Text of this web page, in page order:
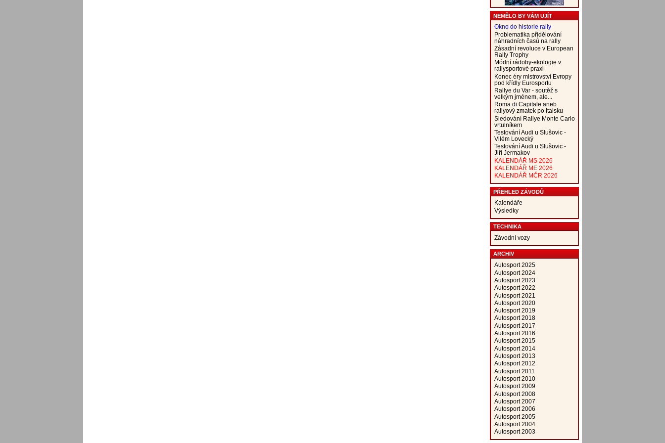
NEMĚLO BY VÁM UJÍT
Okno do historie rally
Problematika přidělování
náhradních časů na rally
Zásadní revoluce v European
Rally Trophy
Módní rádoby-ekologie v
rallysportové praxi
Konec éry mistrovství Evropy
pod křídly Eurosportu
Rallye du Var - soutěž s
velkým jménem, ale...
Roma di Capitale aneb
rallyový zmatek po Italsku
Sledování Rallye Monte Carlo
vrtulníkem
Testování Audi u Slušovic -
Vilém Lovecký
Testování Audi u Slušovic -
Jiří Jermakov
KALENDÁŘ MS 2026
KALENDÁŘ ME 2026
KALENDÁŘ MČR 2026
PŘEHLED ZÁVODŮ
Kalendáře
Výsledky
TECHNIKA
Závodní vozy
ARCHIV
Autosport 2025
Autosport 2024
Autosport 2023
Autosport 2022
Autosport 2021
Autosport 2020
Autosport 2019
Autosport 2018
Autosport 2017
Autosport 2016
Autosport 2015
Autosport 2014
Autosport 2013
Autosport 2012
Autosport 2011
Autosport 2010
Autosport 2009
Autosport 2008
Autosport 2007
Autosport 2006
Autosport 2005
Autosport 2004
Autosport 2003